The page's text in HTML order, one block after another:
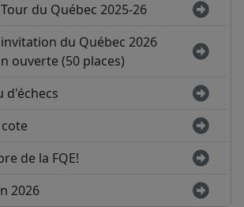
du Québec 2025-26
du Québec 2026
ouverte (50 places)
d'échecs
de la FQE!
2026